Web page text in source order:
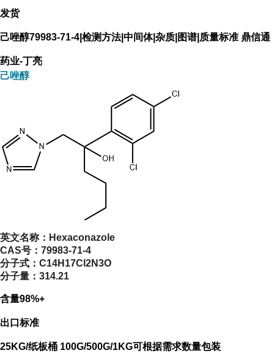
发货
己唑醇79983-71-4|检测方法|中间体|杂质|图谱|质量标准 鼎信通
药业-丁亮
己唑醇
英文名称： Hexaconazole
CAS号： 79983-71-4
分子式： C14H17Cl2N3O
分子量： 314.21
含量98%+
出口标准
25KG/纸板桶 100G/500G/1KG可根据需求数量包装